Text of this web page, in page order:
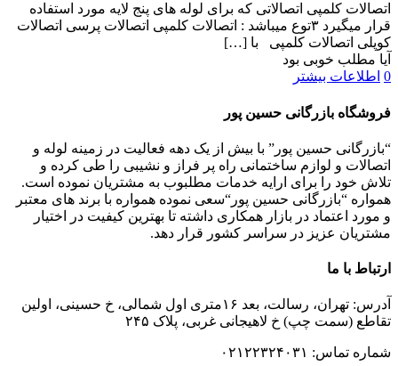
اتصالات کلمپی اتصالاتی که برای لوله های پنج لایه مورد استفاده
قرار میگیرد ۳توع میباشد : اتصالات کلمپی اتصالات پرسی اتصالات
کوپلی اتصالات کلمپی با […]
آیا مطلب خوبی بود
0 اطلاعات بیشتر
فروشگاه بازرگانی حسین پور
“بازرگانی حسین پور” با بیش از یک دهه فعالیت در زمینه لوله و
اتصالات و لوازم ساختمانی راه پر فراز و نشیبی را طی کرده و
تلاش خود را برای ارایه خدمات مطلبوب به مشتریان نموده است.
همواره “بازرگانی حسین پور“سعی نموده همواره با برند های معتبر
و مورد اعتماد در بازار همکاری داشته تا بهترین کیفیت در اختیار
مشتریان عزیز در سراسر کشور قرار دهد.
ارتباط با ما
آدرس: تهران، رسالت، بعد ۱۶متری اول شمالی، خ حسینی، اولین
تقاطع (سمت چپ) خ لاهیجانی غربی، پلاک ۲۴۵
شماره تماس: ۰۲۱۲۲۳۲۴۰۳۱